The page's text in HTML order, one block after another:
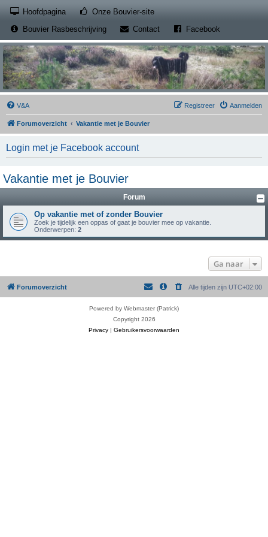
Hoofdpagina Onze Bouvier-site(Opens a new tab)
Bouvier Rasbeschrijving
Contact(Opens a new tab)
Facebook
V&A Aanmelden
Registreer
Forumoverzicht Vakantie met je Bouvier
Login met je Facebook account
Vakantie met je Bouvier
Forum
Op vakantie met of zonder Bouvier
Zoek je tijdelijk een oppas of gaat je bouvier mee op vakantie.
Onderwerpen: 2
Ga naar
Forumoverzicht Alle tijden zijn UTC+02:00
Powered by Webmaster (Patrick)
Copyright 2026
Privacy | Gebruikersvoorwaarden